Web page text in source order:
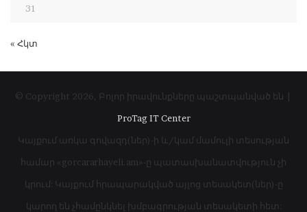
31
« Հկտ
© Copyright 2026, Բոլոր իրավունքները պաշտպանված են |
ProTag IT Center
Կայքում առկա գովազդ(ներ)-ի և/կամ մամուլի տեսության
համար «gorcararhayeli.am»-ը պատասխանատվություն չի
կրում: Կայքում հրապարակված այլոց տեսակետ(ներ)-ը
կարող են չհամընկնել խմբագրության տեսակետի հետ: